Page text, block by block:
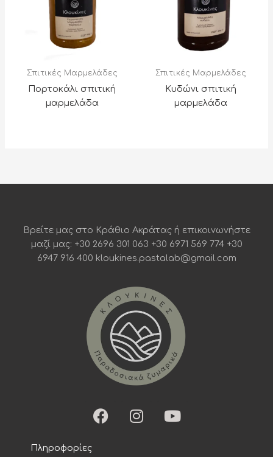
Σπιτικές Μαρμελάδες
Πορτοκάλι σπιτική
μαρμελάδα
Σπιτικές Μαρμελάδες
Κυδώνι σπιτική
μαρμελάδα
Βρείτε μας στο Κράθιο Ακράτας ή επικοινωνήστε
μαζί μας: +30 2696 301 063 +30 6971 569 774 +30
6947 916 400 kloukines.pastalab@gmail.com
F
a
I
n
Y
o
Πληροφορίες